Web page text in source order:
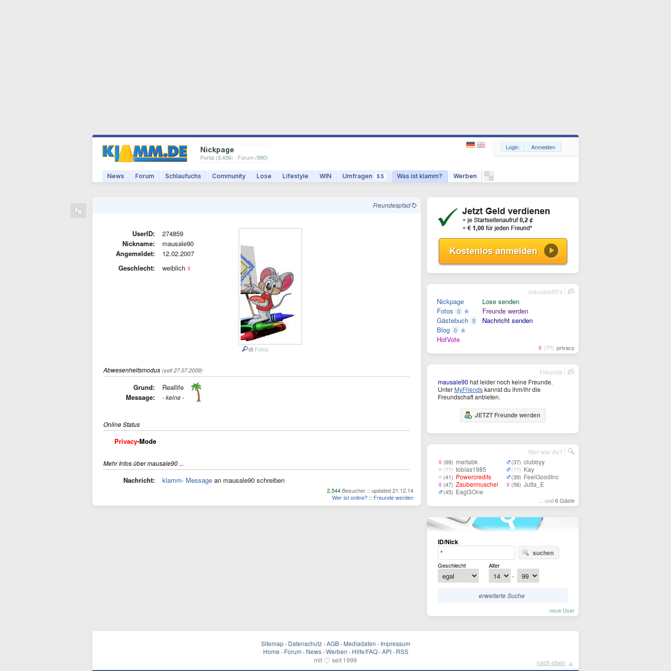
Nickpage
Portal (3.456) · Forum (990)
News Forum Schlaufuchs Community Lose Lifestyle WIN Umfragen $$ Was ist klamm? Werben
Login Anmelden
Freundespfad
UserID:
274859
Nickname:
mausale90
Angemeldet:
12.02.2007
Geschlecht:
weiblich
Fotos
Abwesenheitsmodus (seit 27.07.2009)
Grund:
Reallife
Message:
- keine -
Online Status
Privacy-Mode
Mehr Infos über mausale90 ...
Nachricht: klamm- Message an mausale90 schreiben
2.544 Besucher :: updated 21.12.14
Wer ist online? :: Freunde werden
Nickpage
Fotos 0
Gästebuch 5
Blog 0
HotVote
Lose senden
Freunde werden
Nachricht senden
(??) privacy
mausale90's
mausale90 hat leider noch keine Freunde.
Unter MyFriendskannst du ihm/ihr die
Freundschaft anbieten.
JETZT Freunde werden
Freunde
(69) martabk
(??) tobias1985
(41) Powercredits
(47) Zaubermuschel
(45) Eagl3One
(37) clubbyy
(??) Kay
(39) FeelGoodInc
(56) Jutta_E
... und6 Gäste
Wer war da?
ID/Nick
suchen
Geschlecht
Alter
-
erweiterte Suche
neue User
Sitemap · Datenschutz · AGB · Mediadaten · Impressum
Home · Forum · News · Werben · Hilfe/FAQ · API · RSS
mit ♡ seit 1999 nach oben ▲